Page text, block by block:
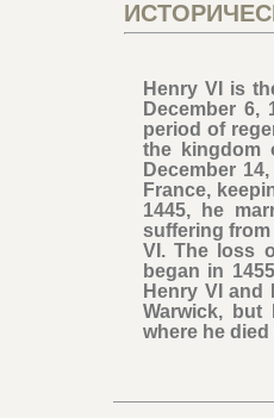
Henry VI is
December
period of
the kingdom
December
France,
1445, he
suffering from
VI. The loss
began in
Henry VI and
Warwick,
where he